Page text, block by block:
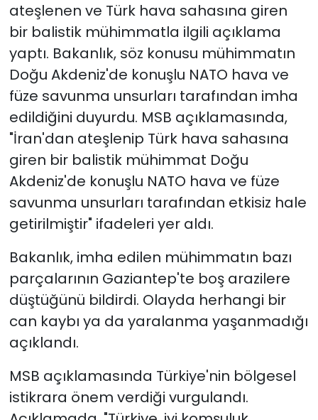
ateşlenen ve Türk hava sahasına giren
bir balistik mühimmatla ilgili açıklama
yaptı. Bakanlık, söz konusu mühimmatın
Doğu Akdeniz'de konuşlu NATO hava ve
füze savunma unsurları tarafından imha
edildiğini duyurdu. MSB açıklamasında,
"İran'dan ateşlenip Türk hava sahasına
giren bir balistik mühimmat Doğu
Akdeniz'de konuşlu NATO hava ve füze
savunma unsurları tarafından etkisiz hale
getirilmiştir" ifadeleri yer aldı.
Bakanlık, imha edilen mühimmatın bazı
parçalarının Gaziantep'te boş arazilere
düştüğünü bildirdi. Olayda herhangi bir
can kaybı ya da yaralanma yaşanmadığı
açıklandı.
MSB açıklamasında Türkiye'nin bölgesel
istikrara önem verdiği vurgulandı.